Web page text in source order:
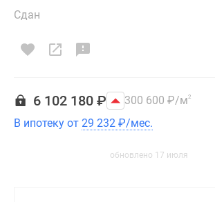
Сдан
6 102 180 ₽ 300 600 ₽/м2
В ипотеку от 29 232 ₽/мес.
обновлено 17 июля